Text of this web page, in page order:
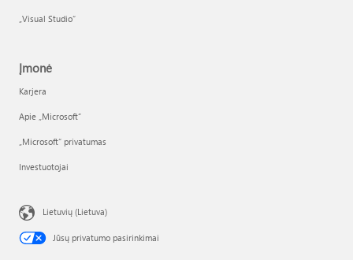
„Visual Studio“
Įmonė
Karjera
Apie „Microsoft“
„Microsoft“ privatumas
Investuotojai
Lietuvių (Lietuva)
Jūsų privatumo pasirinkimai